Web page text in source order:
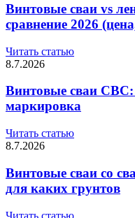
Винтовые сваи vs
сравнение 2026
Читать статью
8.7.2026
Винтовые сваи
маркировка
Читать статью
8.7.2026
Винтовые сваи со
для каких грунтов
Читать статью